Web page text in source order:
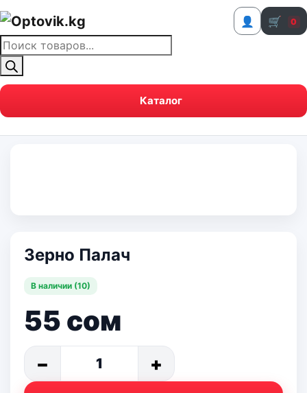
👤 🛒 0
Поиск
товаров
Каталог
Зерно Палач
В наличии (10)
55 сом
− 1 +